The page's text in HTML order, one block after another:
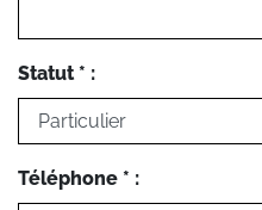
Statut * :
Téléphone * :